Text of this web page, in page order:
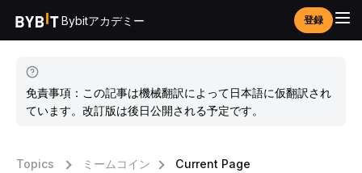
Bybitアカデミー 登録
免責事項：この記事は機械翻訳によって日本語に仮翻訳され
ています。改訂版は後日公開される予定です。
Topics ミームコイン Current Page